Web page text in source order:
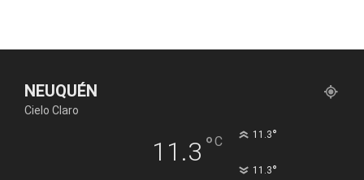
NEUQUÉN
Cielo Claro
11.3 °C 11.3°
11.3°